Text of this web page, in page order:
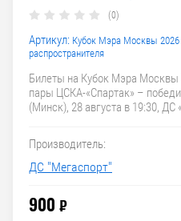
(0)
Артикул: Кубок Мэра Москвы 2026
распространителя
Билеты на Кубок Мэра Москвы
пары ЦСКА-«Спартак» –
(Минск), 28 августа в 19:30, ДС
Производитель:
ДС "Мегаспорт"
900 ₽